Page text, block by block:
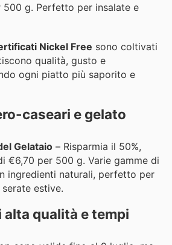
g. Perfetto per insalate e
Nickel Free sono coltivati
qualità, gusto e
ogni piatto più saporito e
caseari e gelato
Gelataio – Risparmia il 50%,
€6,70 per 500 g. Varie gamme di
ingredienti naturali, perfetto per
estive.
alta qualità e tempi